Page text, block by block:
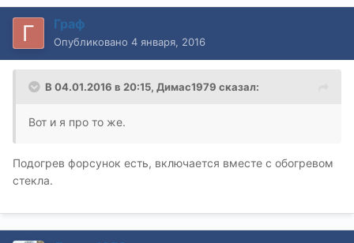
Граф
Опубликовано 4 января, 2016
В 04.01.2016 в 20:15, Димас1979 сказал:
Вот и я про то же.
Подогрев форсунок есть, включается вместе с обогревом
стекла.